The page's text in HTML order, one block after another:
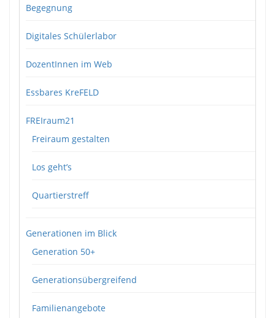
Begegnung
Digitales Schülerlabor
DozentInnen im Web
Essbares KreFELD
FREIraum21
Freiraum gestalten
Los geht’s
Quartierstreff
Generationen im Blick
Generation 50+
Generationsübergreifend
Familienangebote